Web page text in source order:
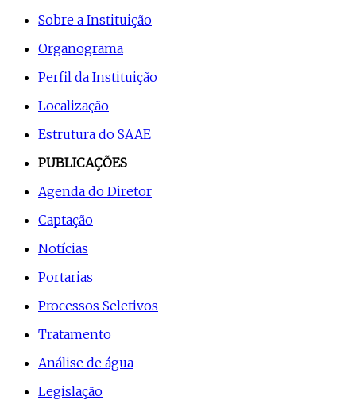
Sobre a Instituição
Organograma
Perfil da Instituição
Localização
Estrutura do SAAE
PUBLICAÇÕES
Agenda do Diretor
Captação
Notícias
Portarias
Processos Seletivos
Tratamento
Análise de água
Legislação